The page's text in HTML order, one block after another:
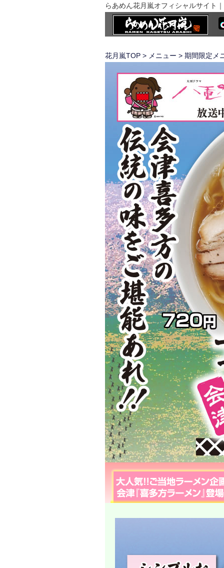
らあめん花月嵐オフィシャルサイト
花月嵐TOP > メニュー > 期間限定メ